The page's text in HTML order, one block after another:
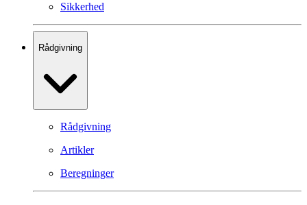
Sikkerhed
Rådgivning
Rådgivning
Artikler
Beregninger